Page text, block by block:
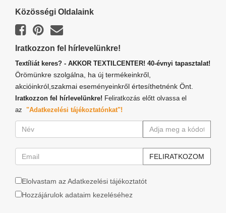
Közösségi Oldalaink
Iratkozzon fel hírlevelünkre!
Textíliát keres? - AKKOR TEXTILCENTER! 40-évnyi tapasztalat!
Örömünkre szolgálna, ha új termékeinkről,
akcióinkról,szakmai eseményeinkről értesíthetnénk Önt.
Iratkozzon fel hírlevelünkre! Feliratkozás előtt olvassa el
az "Adatkezelési tájékoztatónkat"!
Elolvastam az Adatkezelési tájékoztatót
Hozzájárulok adataim kezeléséhez